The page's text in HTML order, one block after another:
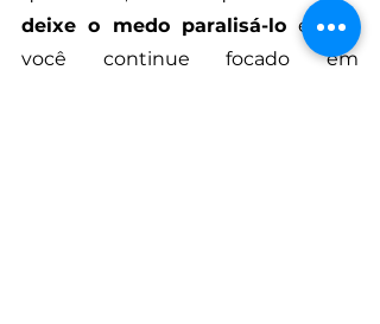
deixe o medo paralisá-lo e que
você continue focado em